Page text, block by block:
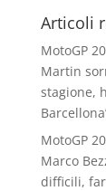
Articoli
MotoGP
Martin
stagione,
MotoGP
Marco
difficili,